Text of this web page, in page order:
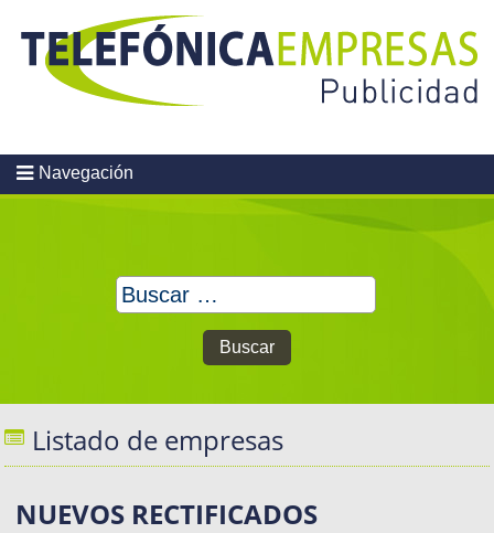
content
Navegación
Buscar:
Listado de empresas
NUEVOS RECTIFICADOS